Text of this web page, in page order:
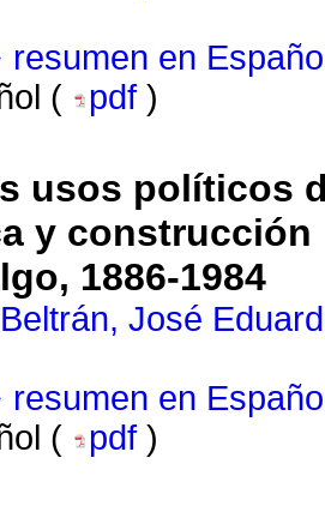
resumen en
(
pdf )
usos políticos
y construcción
1886-1984
José
resumen en
(
pdf )